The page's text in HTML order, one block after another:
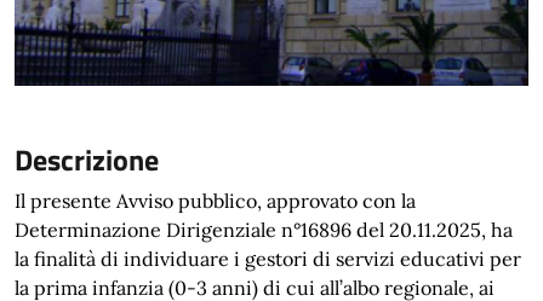
Descrizione
Il presente Avviso pubblico, approvato con la
Determinazione Dirigenziale n°16896 del 20.11.2025, ha
la finalità di individuare i gestori di servizi educativi per
la prima infanzia (0-3 anni) di cui all’albo regionale, ai